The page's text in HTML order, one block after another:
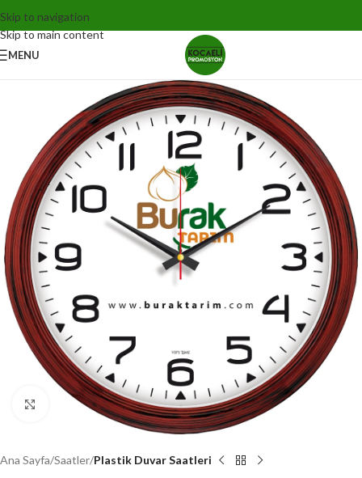
Skip to navigation
Skip to main content
MENU
Click to enlarge
Ana Sayfa Saatler Plastik Duvar Saatleri